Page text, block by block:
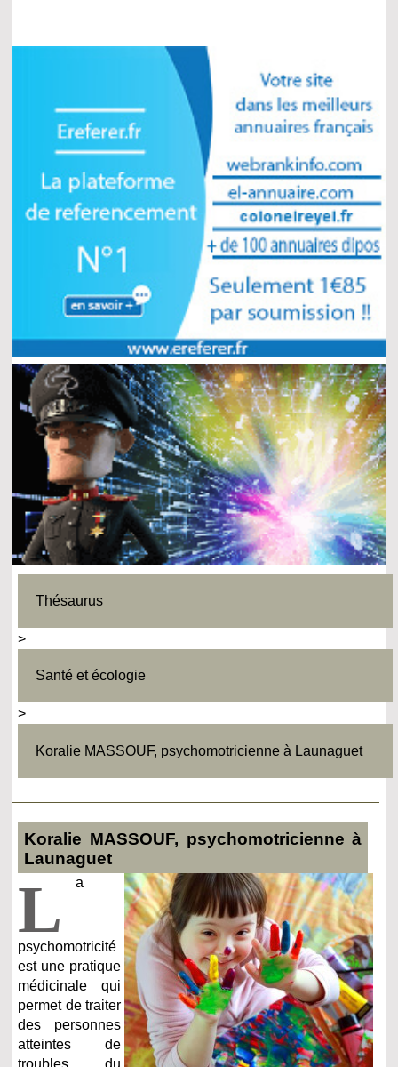
Thésaurus
>
Santé et écologie
>
Koralie MASSOUF, psychomotricienne à Launaguet
Koralie MASSOUF, psychomotricienne à
Launaguet
L a
psychomotricité
est une pratique
médicinale qui
permet de traiter
des personnes
atteintes de
troubles du